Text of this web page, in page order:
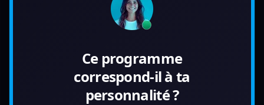
Ce programme
correspond-il à ta
personnalité ?